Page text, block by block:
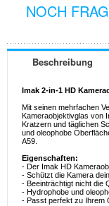
NOCH
Beschreibung
Imak 2-in-1 HD
Mit seinen mehrfachen
Kameraobjektivglas von
Kratzern und täglichen
und oleophobe
A59.
Eigenschaften:
- Der Imak HD
- Schützt die Kamera
- Beeinträchtigt nicht die
- Hydrophobe und
- Passt perfekt zu Ihrem